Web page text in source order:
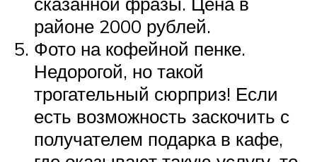
районе 2000 рублей.
Фото на кофейной пенке.
Недорогой, но такой
трогательный сюрприз! Если
есть возможность заскочить с
получателем подарка в кафе,